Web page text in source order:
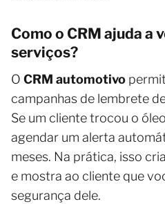
Como o CRM ajuda a
serviços?
O CRM automotivo
campanhas de lembrete
Se um cliente trocou o
agendar um alerta
meses. Na prática, isso
e mostra ao cliente que
segurança dele.